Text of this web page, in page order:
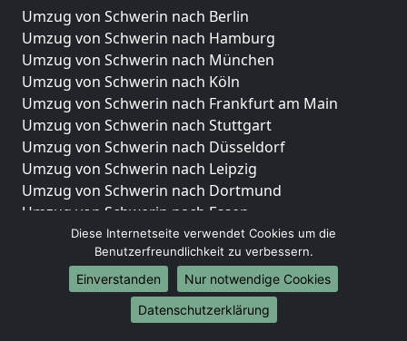
Umzug von Schwerin nach Berlin
Umzug von Schwerin nach Hamburg
Umzug von Schwerin nach München
Umzug von Schwerin nach Köln
Umzug von Schwerin nach Frankfurt am Main
Umzug von Schwerin nach Stuttgart
Umzug von Schwerin nach Düsseldorf
Umzug von Schwerin nach Leipzig
Umzug von Schwerin nach Dortmund
Umzug von Schwerin nach Essen
Umzug von Schwerin nach Bremen
Umzug von Schwerin nach Dresden
Umzug von Schwerin nach Hannover
Umzug von Schwerin nach Nürnberg
Umzug von Schwerin nach Duisburg
Diese Internetseite verwendet Cookies um die
Benutzerfreundlichkeit zu verbessern.
Einverstanden
Nur notwendige Cookies
Datenschutzerklärung